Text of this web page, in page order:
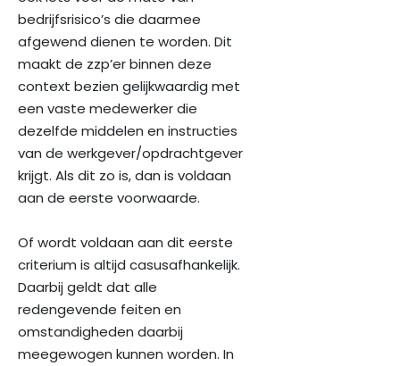
bedrijfsrisico’s die daarmee
afgewend dienen te worden. Dit
maakt de zzp’er binnen deze
context bezien gelijkwaardig met
een vaste medewerker die
dezelfde middelen en instructies
van de werkgever/opdrachtgever
krijgt. Als dit zo is, dan is voldaan
aan de eerste voorwaarde.
Of wordt voldaan aan dit eerste
criterium is altijd casusafhankelijk.
Daarbij geldt dat alle
redengevende feiten en
omstandigheden daarbij
meegewogen kunnen worden. In